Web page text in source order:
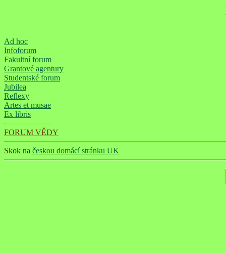
Ad hoc
Infoforum
Fakultní forum
Grantové agentury
Studentské forum
Jubilea
Reflexy
Artes et musae
Ex libris
FORUM VĚDY
Skok na českou domácí stránku UK